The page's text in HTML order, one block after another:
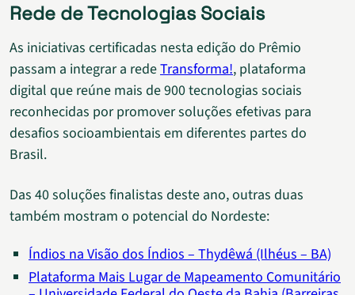
Rede de Tecnologias Sociais
As iniciativas certificadas nesta edição do Prêmio
passam a integrar a redeTransforma!, plataforma
digital que reúne mais de 900 tecnologias sociais
reconhecidas por promover soluções efetivas para
desafios socioambientais em diferentes partes do
Brasil.
Das 40 soluções finalistas deste ano, outras duas
também mostram o potencial do Nordeste:
Índios na Visão dos Índios – Thydêwá (Ilhéus – BA)
Plataforma Mais Lugar de Mapeamento Comunitário